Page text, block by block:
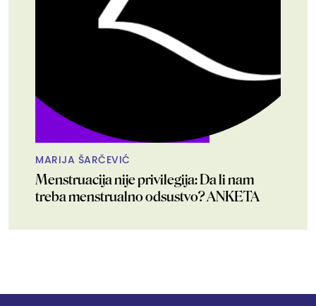
MARIJA ŠARČEVIĆ
Menstruacija nije privilegija: Da li nam
treba menstrualno odsustvo? ANKETA